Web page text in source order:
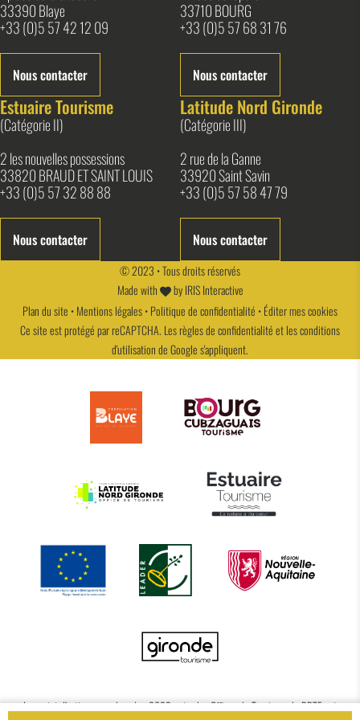
33390 Blaye
+33 (0)5 57 42 12 09
Nous contacter
33710 BOURG
+33 (0)5 57 68 31 76
Nous contacter
Estuaire Tourisme
(Catégorie II)
2 les nouvelles possessions
33820 BRAUD ET SAINT LOUIS
+33 (0)5 57 32 88 88
Nous contacter
Latitude Nord Gironde
(Catégorie III)
2 rue de la Ganne
33920 Saint Savin
+33 (0)5 57 58 47 79
Nous contacter
© 2023 • Tous droits réservés
Made with
byIRIS Interactive
Plan du site •Mentions légales•Politique de confidentialité •Éditer mes cookies
Ce site est protégé par reCAPTCHA. Lesrègles de confidentialitéet lesconditions
d'utilisationde Google s'appliquent.
Le projet d’actions coordonnées 2022 entre les Offices de Tourisme de BBTE est